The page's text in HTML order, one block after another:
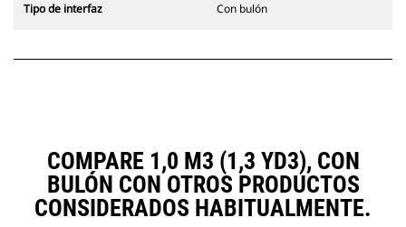
Tipo de interfaz Con bulón
COMPARE 1,0 M3 (1,3 YD3), CON
BULÓN CON OTROS PRODUCTOS
CONSIDERADOS HABITUALMENTE.